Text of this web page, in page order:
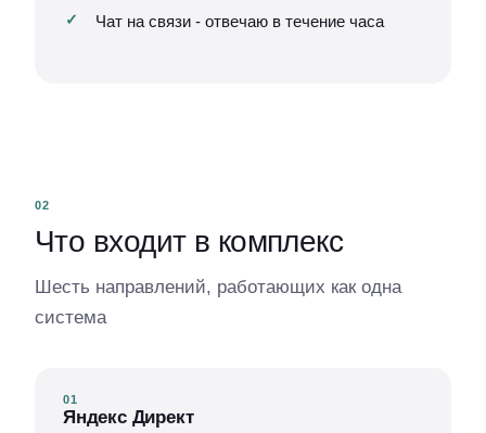
Чат на связи - отвечаю в течение часа
02
Что входит в комплекс
Шесть направлений, работающих как одна
система
01
Яндекс Директ